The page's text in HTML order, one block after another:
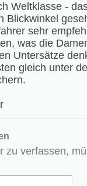
Weltklasse -
Blickwinkel
sehr
was die
Untersätze
gleich unter
zu verfassen,